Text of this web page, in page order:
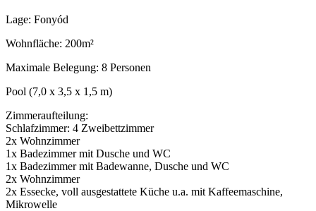
Lage: Fonyód
Wohnfläche: 200m²
Maximale Belegung: 8 Personen
Pool (7,0 x 3,5 x 1,5 m)
Zimmeraufteilung:
Schlafzimmer: 4 Zweibettzimmer
2x Wohnzimmer
1x Badezimmer mit Dusche und WC
1x Badezimmer mit Badewanne, Dusche und WC
2x Wohnzimmer
2x Essecke, voll ausgestattete Küche u.a. mit Kaffeemaschine,
Mikrowelle